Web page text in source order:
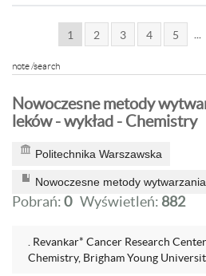
1 2 3 4 5
note /search
Nowoczesne metody
leków - wykład - Chemistry
Politechnika Warszawska
Nowoczesne metody
Pobrań:0 Wyświetleń: 882
. Revankar* Cancer Research
Chemistry, Brigham Young